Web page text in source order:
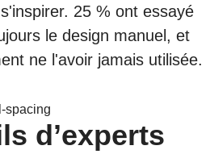
25 % ont essayé
le design manuel, et
ne l'avoir jamais utilisée.
spacing
d’experts